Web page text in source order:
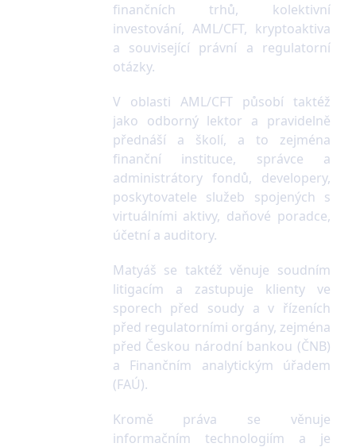
finančních trhů, kolektivní
investování, AML/CFT, kryptoaktiva
a související právní a regulatorní
otázky.
V oblasti AML/CFT působí taktéž
jako odborný lektor a pravidelně
přednáší a školí, a to zejména
finanční instituce, správce a
administrátory fondů, developery,
poskytovatele služeb spojených s
virtuálními aktivy, daňové poradce,
účetní a auditory.
Matyáš se taktéž věnuje soudním
litigacím a zastupuje klienty ve
sporech před soudy a v řízeních
před regulatorními orgány, zejména
před Českou národní bankou (ČNB)
a Finančním analytickým úřadem
(FAÚ).
Kromě práva se věnuje
informačním technologiím a je